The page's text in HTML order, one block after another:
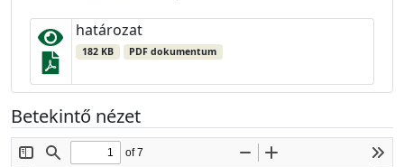
határozat
182 KB PDF dokumentum
Betekintő nézet